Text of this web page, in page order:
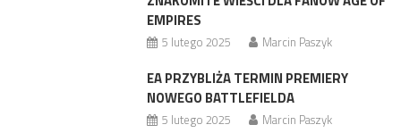
EMPIRES
5 lutego 2025 Marcin Paszyk
EA PRZYBLIŻA TERMIN PREMIERY
NOWEGO BATTLEFIELDA
5 lutego 2025 Marcin Paszyk